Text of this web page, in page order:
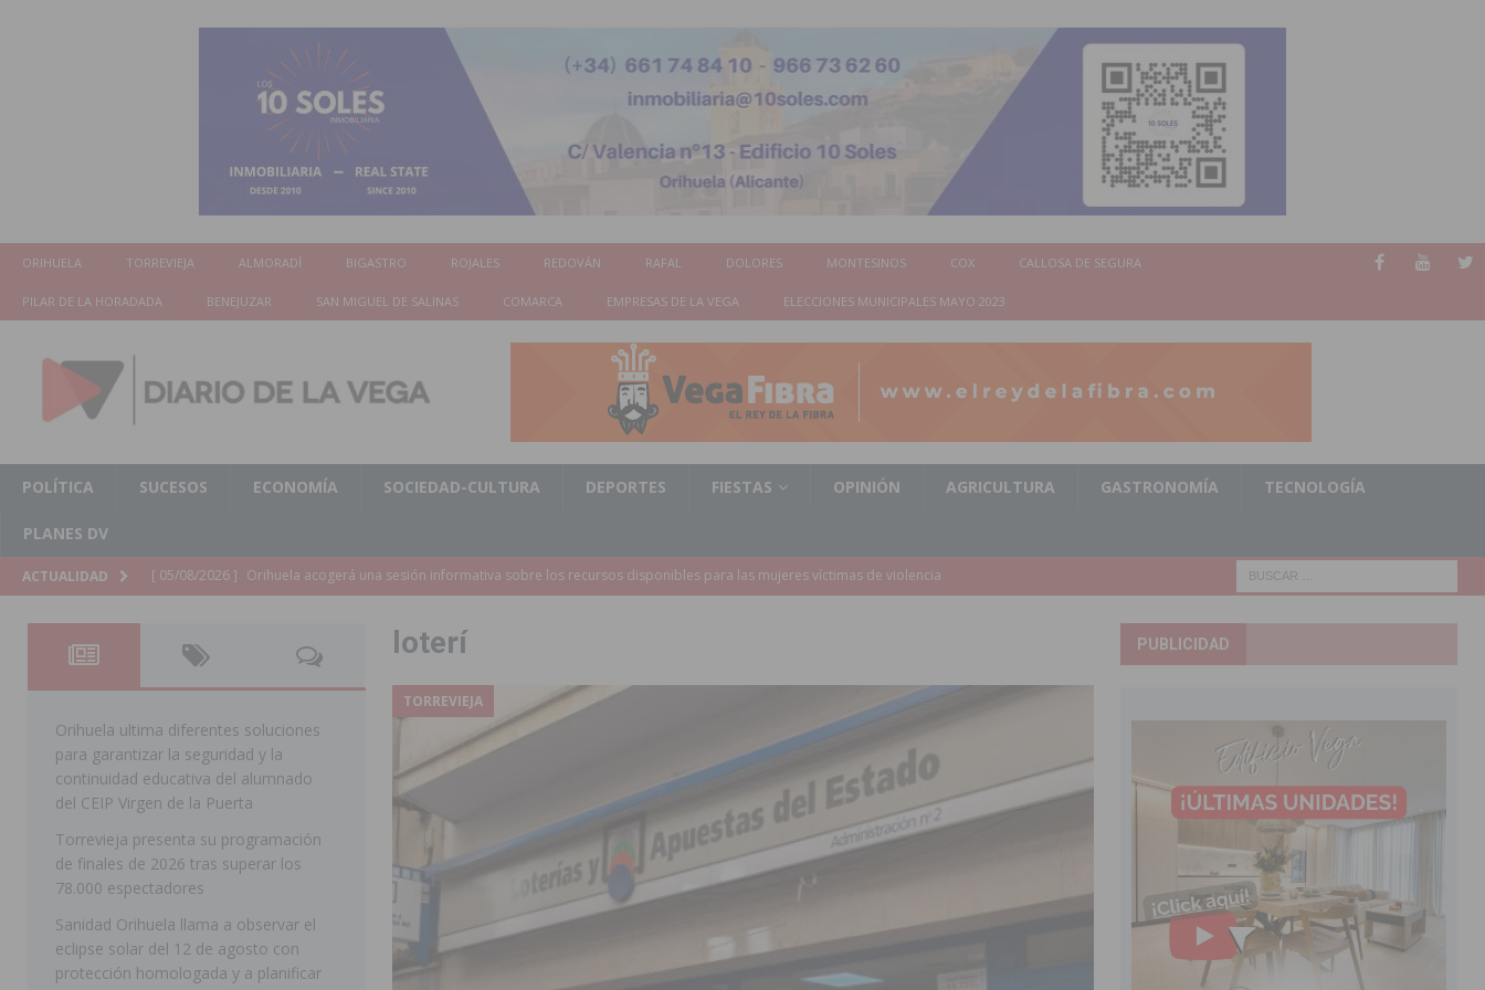
ORIHUELA TORREVIEJA ALMORADÍ BIGASTRO ROJALES REDOVÁN RAFAL DOLORES MONTESINOS COX CALLOSA DE SEGURA
PILAR DE LA HORADADA BENEJUZAR SAN MIGUEL DE SALINAS COMARCA EMPRESAS DE LA VEGA ELECCIONES MUNICIPALES MAYO 2023
POLÍTICA SUCESOS ECONOMÍA SOCIEDAD-CULTURA DEPORTES FIESTAS OPINIÓN AGRICULTURA GASTRONOMÍA TECNOLOGÍA
PLANES DV
ACTUALIDAD [ 05/08/2026 ] La Generalitat adjudica el contrato para redactar el proyecto de ampliación de la CV-95 entre Orihuela y
[ 05/08/2026 ]
Pilar de la Horadada celebra una nueva edición de ‘El Mojón en Movimiento’ con torneos de fútbol sala
DE LA HORADADA
[ 05/08/2026 ] San Miguel de Salinas acogerá el espectáculo ‘Desempolsant’ dentro del Festival ManIAC Test 2026
MIGUEL DE SALINAS
[ 05/08/2026 ] Quince años compartiendo la pasión por el golf
ORIHUELA
[ 05/08/2026 ] La Guardia Civil detiene a un hombre en Torrevieja tras ser sorprendido con un arma de fuego en la vía pública
TORREVIEJA
El Hospital Vega Baja disminuye desde 2023 un 75% la demora quirúrgica de los pacientes con riesgo vital
ORIHUELA
loterí
TORREVIEJA
Orihuela ultima diferentes soluciones
para garantizar la seguridad y la
continuidad educativa del alumnado
del CEIP Virgen de la Puerta
Torrevieja presenta su programación
de finales de 2026 tras superar los
78.000 espectadores
Sanidad Orihuela llama a observar el
eclipse solar del 12 de agosto con
protección homologada y a planificar
PUBLICIDAD